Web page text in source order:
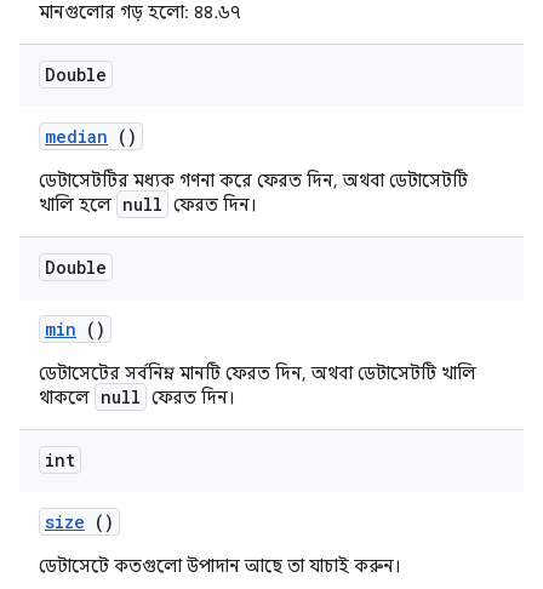
মানগুলোর গড় হলো: ৪৪.৬৭
Double
median ()
ডেটাসেটটির মধ্যক গণনা করে ফেরত দিন, অথবা ডেটাসেটটি
খালি হলে null ফেরত দিন।
Double
min ()
ডেটাসেটের সর্বনিম্ন মানটি ফেরত দিন, অথবা ডেটাসেটটি খালি
থাকলে null ফেরত দিন।
int
size ()
ডেটাসেটে কতগুলো উপাদান আছে তা যাচাই করুন।